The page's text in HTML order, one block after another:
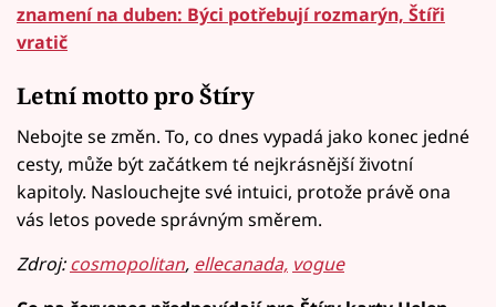
znamení na duben: Býci potřebují rozmarýn, Štíři
vratič
Letní motto pro Štíry
Nebojte se změn. To, co dnes vypadá jako konec jedné
cesty, může být začátkem té nejkrásnější životní
kapitoly. Naslouchejte své intuici, protože právě ona
vás letos povede správným směrem.
Zdroj:cosmopolitan, ellecanada, vogue